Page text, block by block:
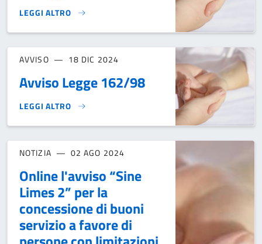
LEGGI ALTRO
LEGGE 162/1998 PIANI PERSONALIZZATI DI SOSTEGNO
AVVISO 18 DIC 2024
Avviso Legge 162/98
LEGGI ALTRO
AVVISO LEGGE 162/98 }
NOTIZIA 02 AGO 2024
Online l'avviso “Sine
Limes 2” per la
concessione di buoni
servizio a favore di